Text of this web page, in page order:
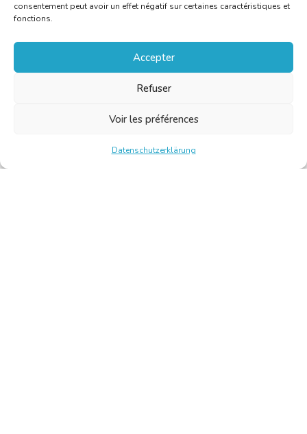
consentement peut avoir un effet négatif sur certaines caractéristiques et
fonctions.
Accepter
Refuser
Voir les préférences
Datenschutzerklärung